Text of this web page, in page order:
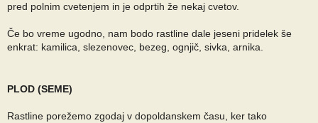
pred polnim cvetenjem in je odprtih že nekaj cvetov.
Če bo vreme ugodno, nam bodo rastline dale jeseni pridelek še
enkrat: kamilica, slezenovec, bezeg, ognjič, sivka, arnika.
PLOD (SEME)
Rastline porežemo zgodaj v dopoldanskem času, ker tako